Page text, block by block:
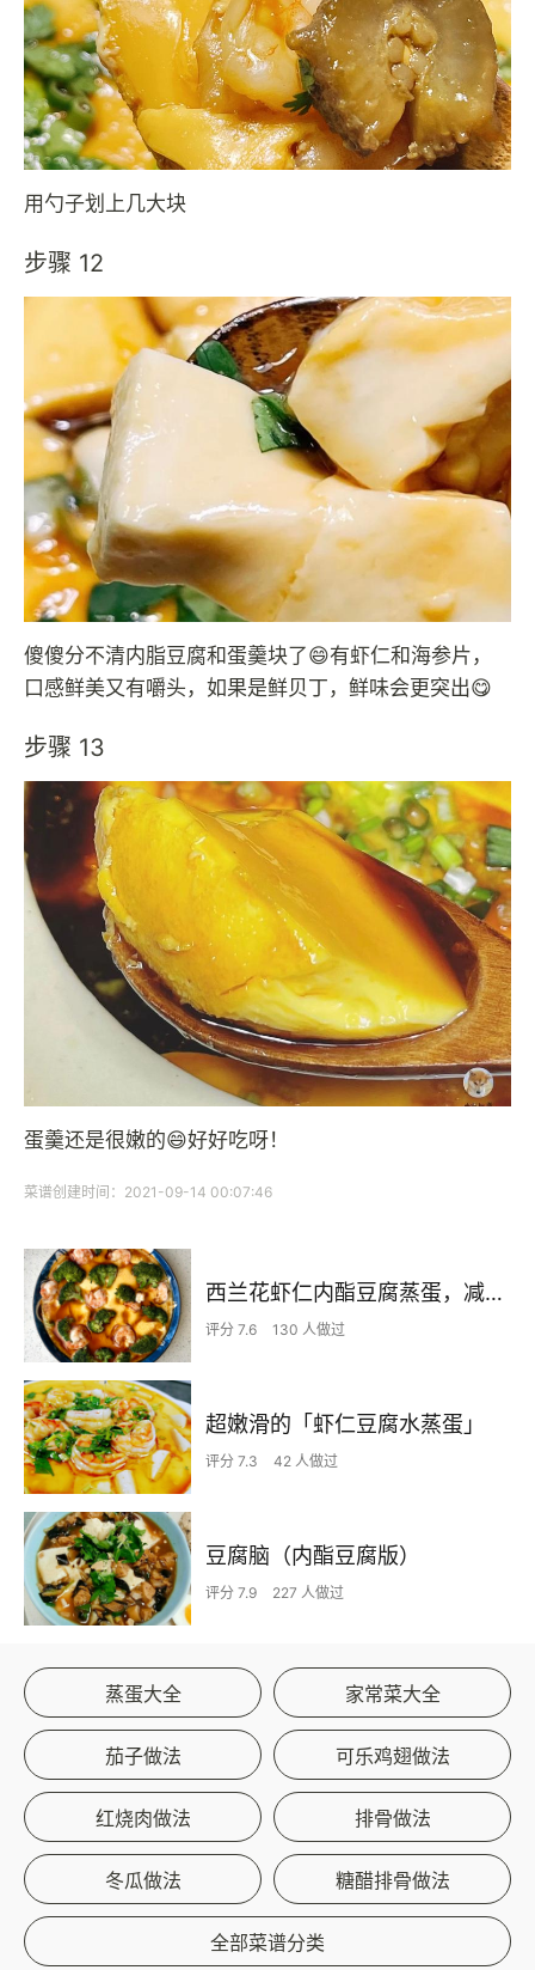
用勺子划上几大块
步骤 12
傻傻分不清内脂豆腐和蛋羹块了😄有虾仁和海参片，
口感鲜美又有嚼头，如果是鲜贝丁，鲜味会更突出😋
步骤 13
蛋羹还是很嫩的😄好好吃呀！
菜谱创建时间：2021-09-14 00:07:46
西兰花虾仁内酯豆腐蒸蛋，减脂餐
评分 7.6 130 人做过
超嫩滑的「虾仁豆腐水蒸蛋」
评分 7.3 42 人做过
豆腐脑（内酯豆腐版）
评分 7.9 227 人做过
蒸蛋大全 家常菜大全
茄子做法 可乐鸡翅做法
红烧肉做法 排骨做法
冬瓜做法 糖醋排骨做法
全部菜谱分类